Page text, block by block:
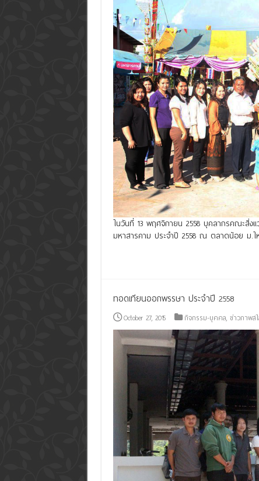
ในวันที่ 13 พฤศจิกายน 2558 บุคลากรคณะสิ่ง
มหาสารคาม ประจำปี 2558 ณ ตลาดน้อย ม.ใ
ทอดเทียนออกพรรษา ประจำปี 2558
October 27, 2015 กิจกรรม-บุคคล, ข่าวภาพส